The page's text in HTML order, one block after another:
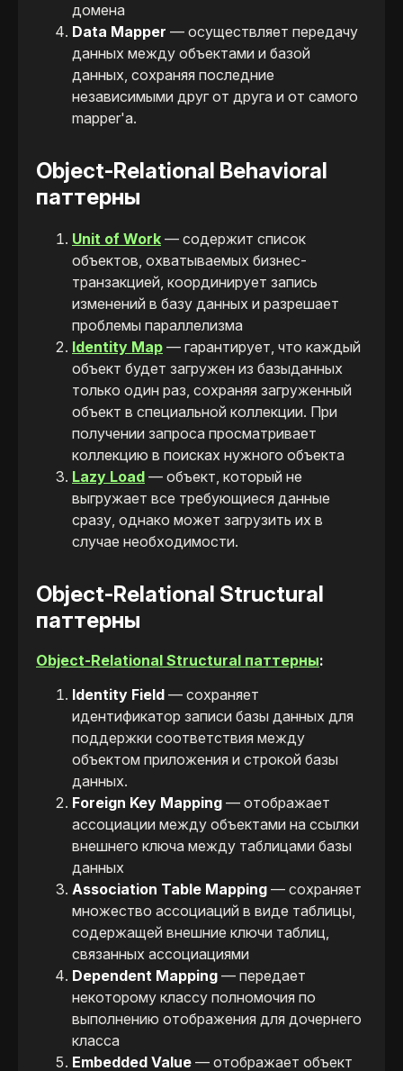
домена
Data Mapper — осуществляет передачу
данных между объектами и базой
данных, сохраняя последние
независимыми друг от друга и от самого
mapper'a.
Object-Relational Behavioral
паттерны
Unit of Work — содержит список
объектов, охватываемых бизнес-
транзакцией, координирует запись
изменений в базу данных и разрешает
проблемы параллелизма
Identity Map — гарантирует, что каждый
объект будет загружен из базыданных
только один раз, сохраняя загруженный
объект в специальной коллекции. При
получении запроса просматривает
коллекцию в поисках нужного объекта
Lazy Load — объект, который не
выгружает все требующиеся данные
сразу, однако может загрузить их в
случае необходимости.
Object-Relational Structural
паттерны
Object-Relational Structural паттерны:
Identity Field — cохраняет
идентификатор записи базы данных для
поддержки соответствия между
объектом приложения и строкой базы
данных.
Foreign Key Mapping — отображает
ассоциации между объектами на ссылки
внешнего ключа между таблицами базы
данных
Association Table Mapping — сохраняет
множество ассоциаций в виде таблицы,
содержащей внешние ключи таблиц,
связанных ассоциациями
Dependent Mapping — передает
некоторому классу полномочия по
выполнению отображения для дочернего
класса
Embedded Value — отображает объект